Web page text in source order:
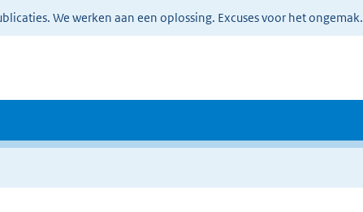
We werken aan een oplossing. Excuses voor het ongemak.